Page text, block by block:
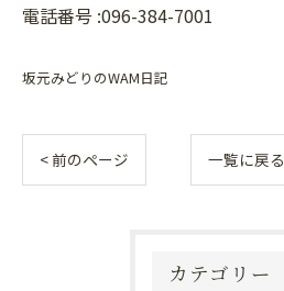
電話番号 :096-384-7001
坂元みどりのWAM日記
< 前のページ 一覧に戻る
カテゴリー